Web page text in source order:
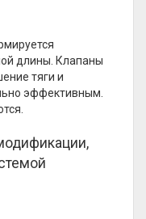
длины. Клапаны
тяги и
эффективным.